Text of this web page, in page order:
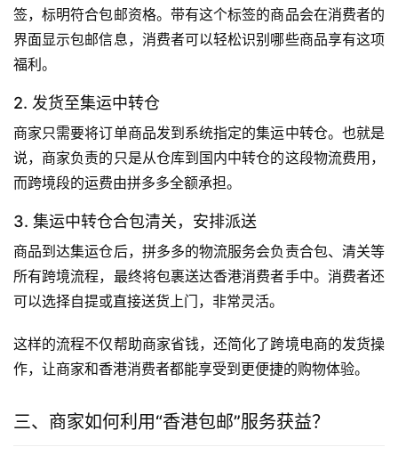
签，标明符合包邮资格。带有这个标签的商品会在消费者的
界面显示包邮信息，消费者可以轻松识别哪些商品享有这项
福利。
2. 发货至集运中转仓
商家只需要将订单商品发到系统指定的集运中转仓。也就是
说，商家负责的只是从仓库到国内中转仓的这段物流费用，
而跨境段的运费由拼多多全额承担。
3. 集运中转仓合包清关，安排派送
商品到达集运仓后，拼多多的物流服务会负责合包、清关等
所有跨境流程，最终将包裹送达香港消费者手中。消费者还
可以选择自提或直接送货上门，非常灵活。
这样的流程不仅帮助商家省钱，还简化了跨境电商的发货操
作，让商家和香港消费者都能享受到更便捷的购物体验。
三、商家如何利用“香港包邮”服务获益？